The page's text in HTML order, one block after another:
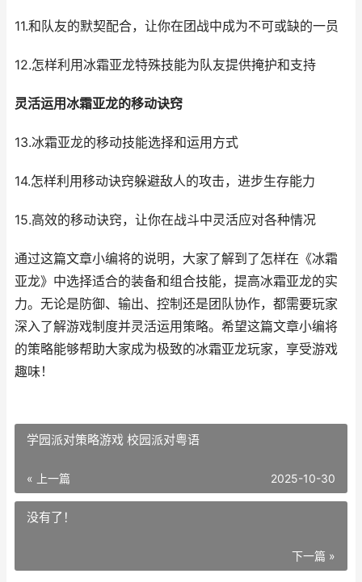
11.和队友的默契配合，让你在团战中成为不可或缺的一员
12.怎样利用冰霜亚龙特殊技能为队友提供掩护和支持
灵活运用冰霜亚龙的移动诀窍
13.冰霜亚龙的移动技能选择和运用方式
14.怎样利用移动诀窍躲避敌人的攻击，进步生存能力
15.高效的移动诀窍，让你在战斗中灵活应对各种情况
通过这篇文章小编将的说明，大家了解到了怎样在《冰霜
亚龙》中选择适合的装备和组合技能，提高冰霜亚龙的实
力。无论是防御、输出、控制还是团队协作，都需要玩家
深入了解游戏制度并灵活运用策略。希望这篇文章小编将
的策略能够帮助大家成为极致的冰霜亚龙玩家，享受游戏
趣味！
学园派对策略游戏 校园派对粤语
« 上一篇 2025-10-30
没有了！
下一篇 »